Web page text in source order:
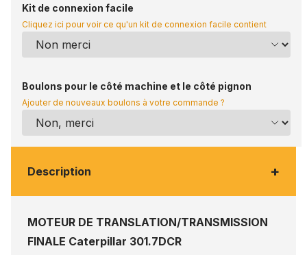
Kit de connexion facile
Cliquez ici pour voir ce qu'un kit de connexion facile contient
Boulons pour le côté machine et le côté pignon
Ajouter de nouveaux boulons à votre commande ?
Description +
MOTEUR DE TRANSLATION/TRANSMISSION
FINALE Caterpillar 301.7DCR